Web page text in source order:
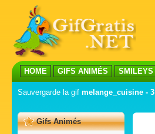
HOME GIFS ANIMÉS SMILEYS
Sauvergarde la gif melange_cuisine - 3
Gifs Animés